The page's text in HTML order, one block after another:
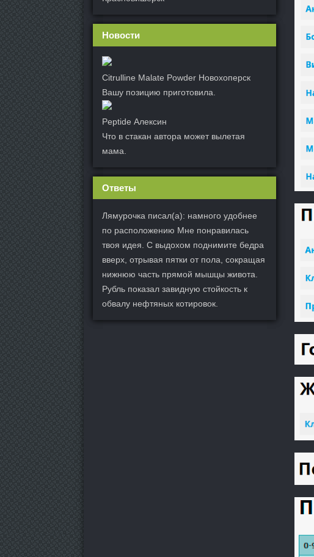
Новости
Citrulline Malate Powder Новохоперск
Вашу позицию приготовила.
Peptide Алексин
Что в стакан автора может вылетая
мама.
Ответы
Лямурочка писал(а): намного удобнее
по расположению Мне понравилась
твоя идея. С выдохом поднимите бедра
вверх, отрывая пятки от пола, сокращая
нижнюю часть прямой мышцы живота.
Рубль показал завидную стойкость к
обвалу нефтяных котировок.